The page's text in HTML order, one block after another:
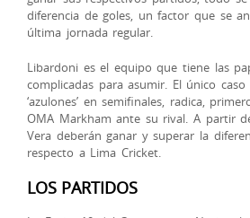
diferencia de goles, un factor que se
última jornada regular.
Libardoni es el equipo que tiene las
complicadas para asumir. El único
‘azulones’ en semifinales, radica,
OMA Markham ante su rival. A partir
Vera deberán ganar y superar la
respecto a Lima Cricket.
LOS PARTIDOS